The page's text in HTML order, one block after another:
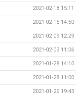
2021-02-18 15:11
2021-02-15 14:50
2021-02-09 12:29
2021-02-03 11:06
2021-01-28 14:10
2021-01-28 11:00
2021-01-26 19:43